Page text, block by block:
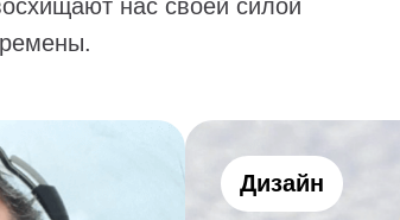
нас своей силой
Дизайн